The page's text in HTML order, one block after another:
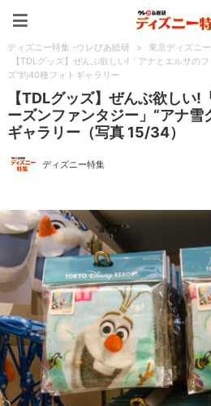
ディズニー特集 -ウレぴあ総研 > 東京ディズニ
【TDLグッズ】ぜんぶ欲しい!「アナとエルサの
ズ”約40種フォトギャラリー
【TDLグッズ】ぜんぶ欲しい!
ーズンファンタジー」“アナ雪
ギャラリー（写真 15/34）
ディズニー特集